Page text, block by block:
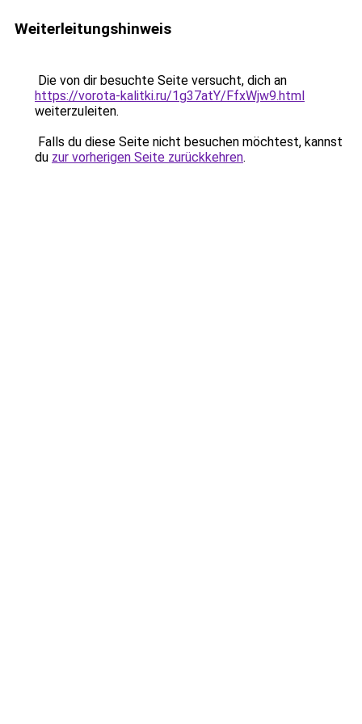
Weiterleitungshinweis
Die von dir besuchte Seite versucht, dich an
https://vorota-kalitki.ru/1g37atY/FfxWjw9.html
weiterzuleiten.
Falls du diese Seite nicht besuchen möchtest, kannst
du zur vorherigen Seite zurückkehren.